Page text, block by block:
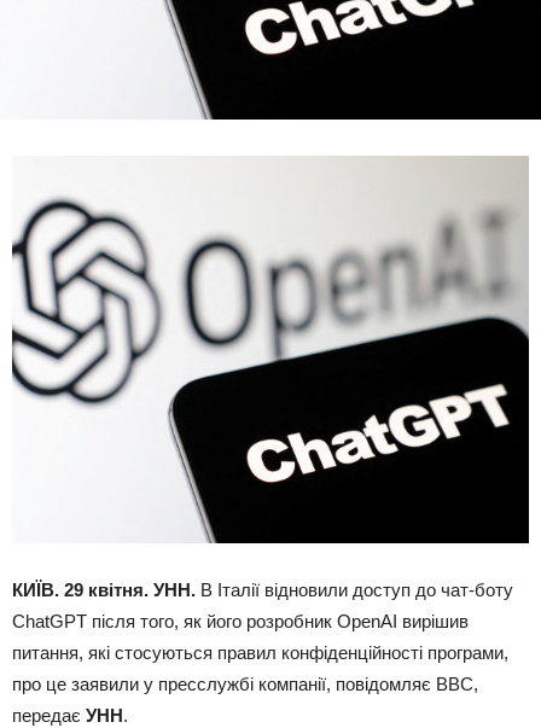
КИЇВ. 29 квітня. УНН. В Італії відновили доступ до чат-боту
ChatGPT після того, як його розробник OpenAI вирішив
питання, які стосуються правил конфіденційності програми,
про це заявили у пресслужбі компанії, повідомляє BBC,
передає УНН.